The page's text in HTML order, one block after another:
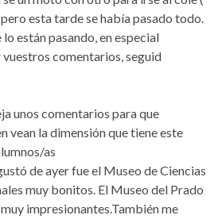
esta tarde se había pasado todo.
están pasando, en especial
comentarios, seguid
unos comentarios para que
vean la dimensión que tiene este
as
de ayer fue el Museo de Ciencias
muy bonitos. El Museo del Prado
impresionantes.También me